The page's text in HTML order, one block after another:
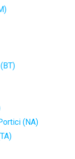
(NA)